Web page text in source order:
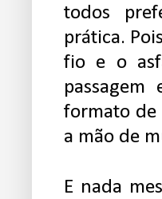
todos
prática.
fio e o
formato de
a mão de
E nada